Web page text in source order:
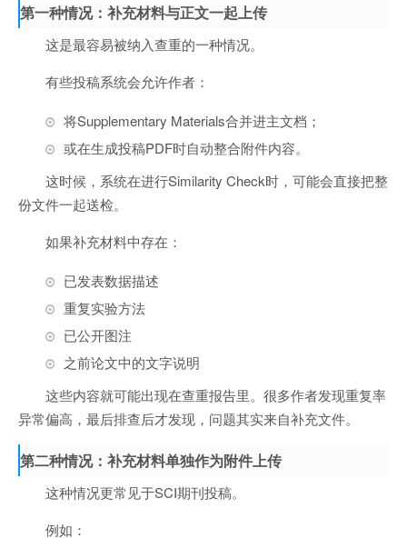
第一种情况：补充材料与正文一起上传
这是最容易被纳入查重的一种情况。
有些投稿系统会允许作者：
将Supplementary Materials合并进主文档；
或在生成投稿PDF时自动整合附件内容。
这时候，系统在进行Similarity Check时，可能会直接把整
份文件一起送检。
如果补充材料中存在：
已发表数据描述
重复实验方法
已公开图注
之前论文中的文字说明
这些内容就可能出现在查重报告里。很多作者发现重复率
异常偏高，最后排查后才发现，问题其实来自补充文件。
第二种情况：补充材料单独作为附件上传
这种情况更常见于SCI期刊投稿。
例如：